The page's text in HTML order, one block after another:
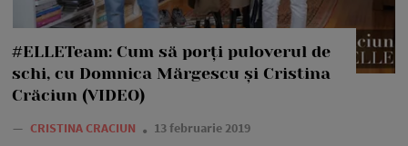
#ELLETeam: Cum să porți puloverul de
schi, cu Domnica Mărgescu și Cristina
Crăciun (VIDEO)
— CRISTINA CRACIUN 13 februarie 2019